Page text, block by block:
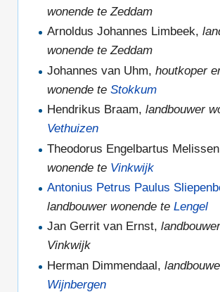
wonende te Zeddam
Arnoldus Johannes Limbeek,
wonende te Zeddam
Johannes van Uhm,houtkoper
wonende teStokkum
Hendrikus Braam,landbouwer
Vethuizen
Theodorus Engelbartus
wonende te Vinkwijk
Antonius Petrus Paulus
landbouwer wonende teLengel
Jan Gerrit van Ernst,
Vinkwijk
Herman Dimmendaal,
Wijnbergen